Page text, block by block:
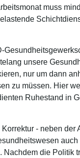
muss
unsere
nur um dann
zu müssen. Hier
Ruhestand in
- neben der
die Politik